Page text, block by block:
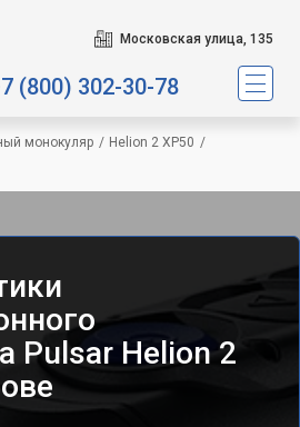
Московская улица, 135
(800) 302-30-78
монокуляр / Helion 2 XP50 /
Pulsar Helion 2